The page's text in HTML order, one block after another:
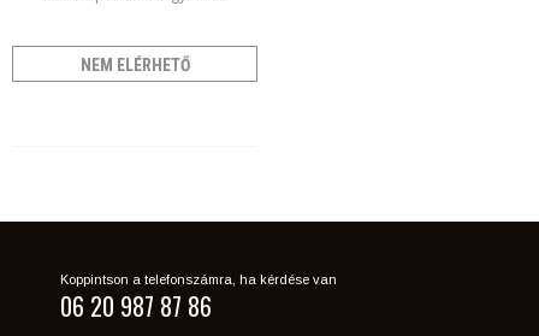
NEM ELÉRHETŐ
Koppintson a telefonszámra, ha kérdése van
06 20 987 87 86